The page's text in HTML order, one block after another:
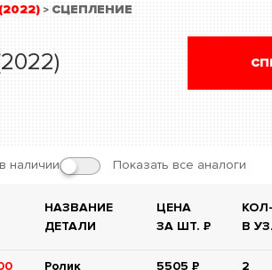
> СЦЕПЛЕНИЕ
наличии Показать все аналоги
НАЗВАНИЕ
ДЕТАЛИ
ЦЕНА
ЗА ШТ. Р
В
Ролик 5505 Р 2